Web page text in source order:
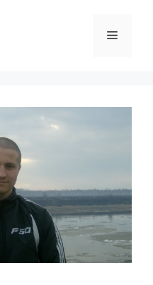
Menu